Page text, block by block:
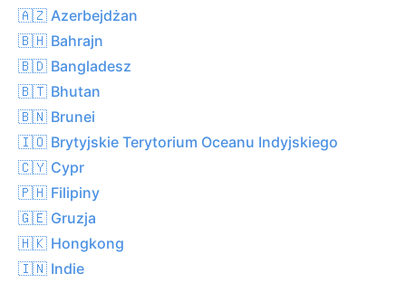
🇦🇿 Azerbejdżan
🇧🇭 Bahrajn
🇧🇩 Bangladesz
🇧🇹 Bhutan
🇧🇳 Brunei
🇮🇴 Brytyjskie Terytorium Oceanu Indyjskiego
🇨🇾 Cypr
🇵🇭 Filipiny
🇬🇪 Gruzja
🇭🇰 Hongkong
🇮🇳 Indie